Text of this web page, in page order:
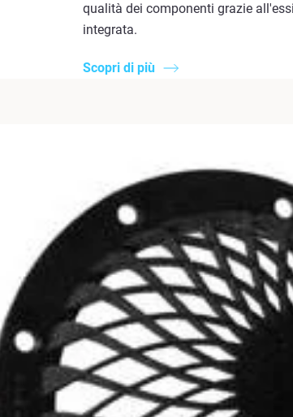
qualità dei componenti grazie
integrata.
Scopri di più